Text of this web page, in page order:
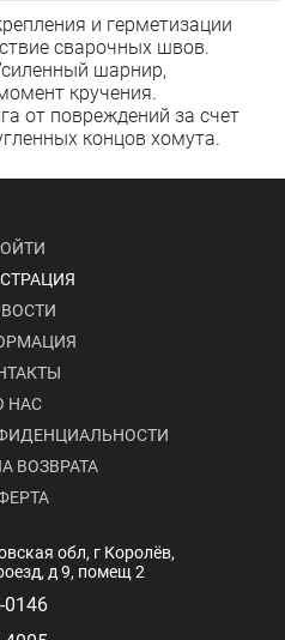
и герметизации
сварочных швов.
шарнир,
кручения.
от повреждений за счет
концов хомута.
НАС
ВОЗВРАТА
обл, г Королёв,
д 9, помещ 2
0146